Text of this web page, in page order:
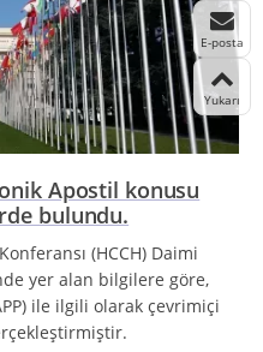
Apostil konusu
bulundu.
(HCCH) Daimi
yer alan bilgilere göre,
ile ilgili olarak çevrimiçi
E-posta
Yukarı